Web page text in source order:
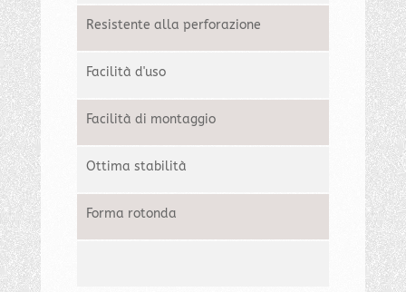
Resistente alla perforazione
Facilità d'uso
Facilità di montaggio
Ottima stabilità
Forma rotonda